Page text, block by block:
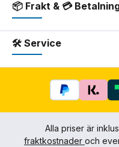
📦 Frakt & 💳
🛠 Service
Alla priser är
fraktkostnader och